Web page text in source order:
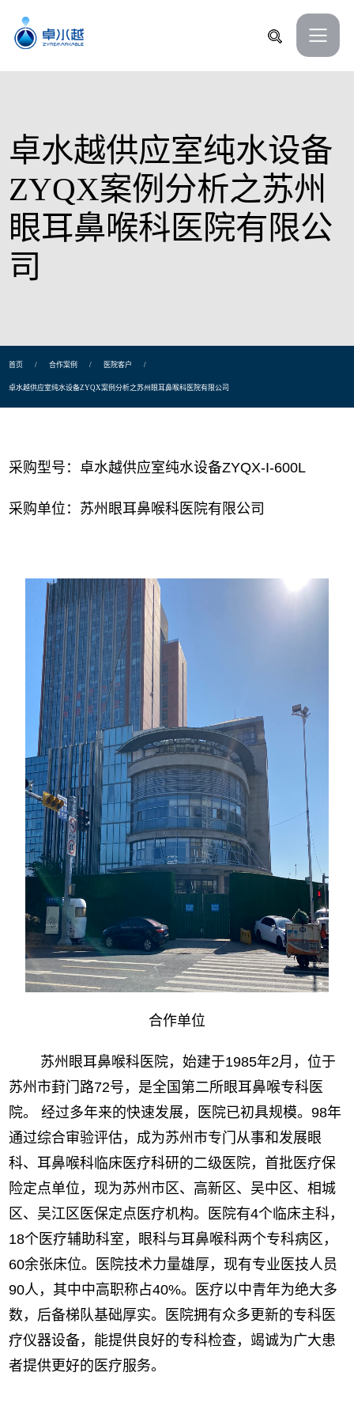
卓水越供应室纯水设备
ZYQX案例分析之苏州
眼耳鼻喉科医院有限公
司
首页 / 合作案例 / 医院客户 /
卓水越供应室纯水设备ZYQX案例分析之苏州眼耳鼻喉科医院有限公司
采购型号：卓水越供应室纯水设备ZYQX-I-600L
采购单位：苏州眼耳鼻喉科医院有限公司
合作单位
苏州眼耳鼻喉科医院，始建于1985年2月，位于
苏州市葑门路72号，是全国第二所眼耳鼻喉专科医
院。 经过多年来的快速发展，医院已初具规模。98年
通过综合审验评估，成为苏州市专门从事和发展眼
科、耳鼻喉科临床医疗科研的二级医院，首批医疗保
险定点单位，现为苏州市区、高新区、吴中区、相城
区、吴江区医保定点医疗机构。医院有4个临床主科，
18个医疗辅助科室，眼科与耳鼻喉科两个专科病区，
60余张床位。医院技术力量雄厚，现有专业医技人员
90人，其中中高职称占40%。医疗以中青年为绝大多
数，后备梯队基础厚实。医院拥有众多更新的专科医
疗仪器设备，能提供良好的专科检查，竭诚为广大患
者提供更好的医疗服务。